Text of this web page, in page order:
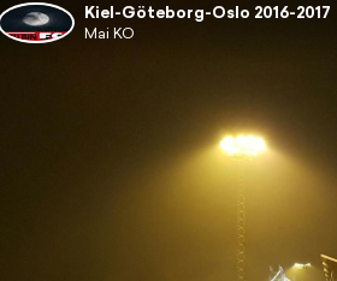
Kiel-Göteborg-Oslo 2016-2017
Mai KO